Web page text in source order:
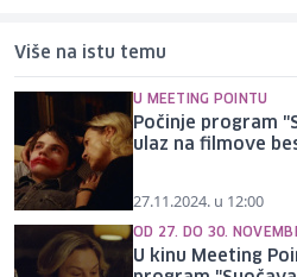
Više na istu temu
U MEETING POINTU
Počinje program
ulaz na filmove
27.11.2024. u 12:00
OD 27. DO 30.
U kinu Meeting